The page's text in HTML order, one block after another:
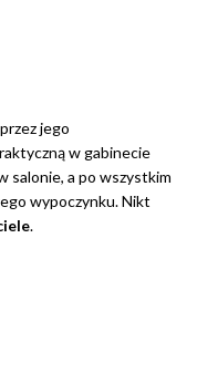
przez jego
w gabinecie
salonie, a po wszystkim
wypoczynku. Nikt
.